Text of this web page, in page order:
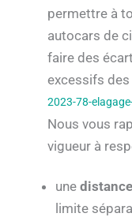
permettre à
autocars de
faire des
excessifs
2023-78-
Nous vous
vigueur à
une
limite